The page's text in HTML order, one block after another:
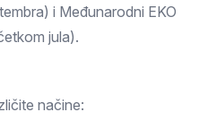
i Međunarodni EKO
jula).
načine: